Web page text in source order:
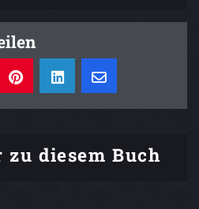
zu diesem Buch